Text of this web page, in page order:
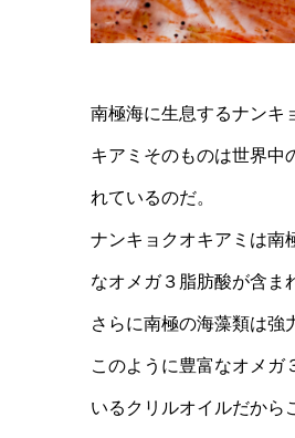
南極海に生息するナンキ
キアミそのものは世界中
れているのだ。
ナンキョクオキアミは南
なオメガ３脂肪酸が含ま
さらに南極の海藻類は強
このように豊富なオメガ
いるクリルオイルだから